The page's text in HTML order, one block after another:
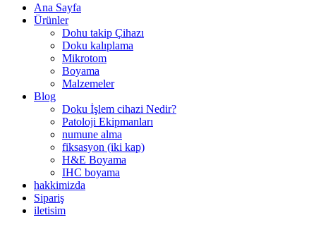
Ana Sayfa
Ürünler
Dohu takip Çihazı
Doku kalıplama
Mikrotom
Boyama
Malzemeler
Blog
Doku İşlem cihazi Nedir?
Patoloji Ekipmanları
numune alma
fiksasyon (iki kap)
H&E Boyama
IHC boyama
hakkimizda
Sipariş
iletisim